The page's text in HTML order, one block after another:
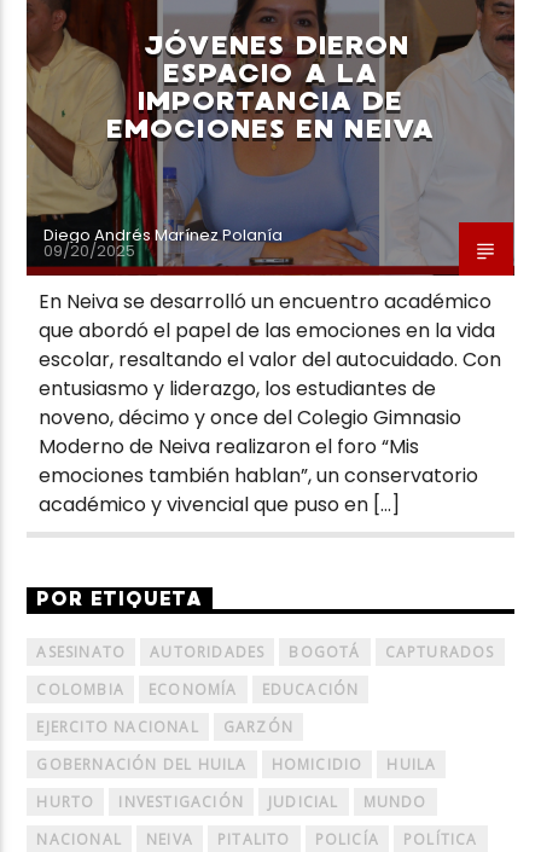
Neiva Estereo
JÓVENES DIERON
ESPACIO A LA
IMPORTANCIA DE
EMOCIONES EN NEIVA
Diego Andrés Marínez Polanía
09/20/2025
En Neiva se desarrolló un encuentro académico
que abordó el papel de las emociones en la vida
escolar, resaltando el valor del autocuidado. Con
entusiasmo y liderazgo, los estudiantes de
noveno, décimo y once del Colegio Gimnasio
Moderno de Neiva realizaron el foro “Mis
emociones también hablan”, un conservatorio
académico y vivencial que puso en […]
POR ETIQUETA
ASESINATO AUTORIDADES BOGOTÁ
CAPTURADOS
COLOMBIA
ECONOMÍA
EDUCACIÓN
EJERCITO NACIONAL
GARZÓN
GOBERNACIÓN DEL HUILA
HOMICIDIO
HUILA
HURTO
INVESTIGACIÓN JUDICIAL
MUNDO
NACIONAL
NEIVA PITALITO POLICÍA
POLÍTICA